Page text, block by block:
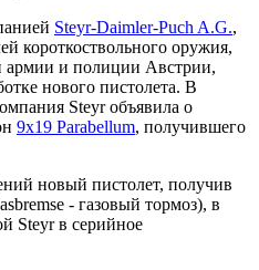
Steyr-Daimler-Puch A.G.,
короткоствольного оружия,
армии и полиции Австрии,
нового пистолета. В
Steyr объявила о
9х19 Parabellum, получившего
новый пистолет, получив
- газовый тормоз), в
Steyr в серийное